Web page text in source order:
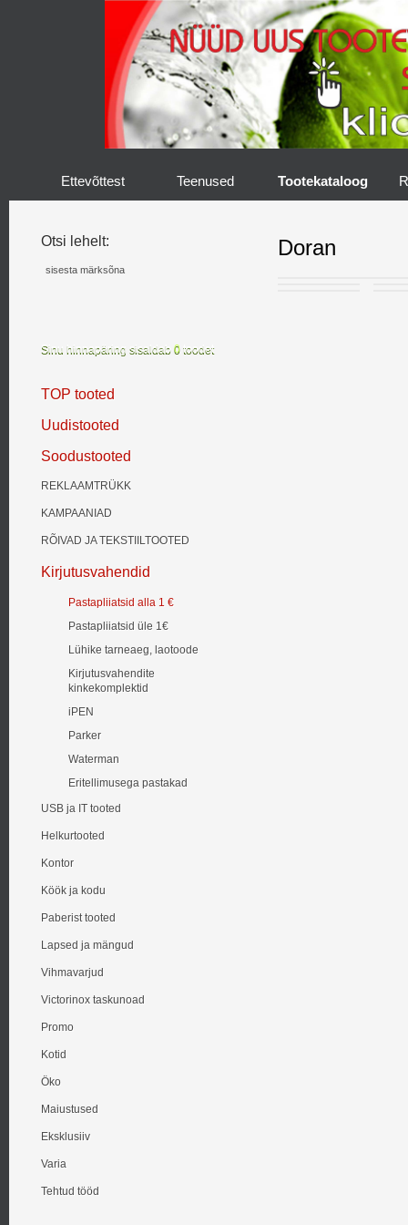
Ettevõttest Teenused Tootekataloog
Otsi lehelt:
Sinu hinnapäring sisaldab 0 toodet
TOP tooted
Uudistooted
Soodustooted
REKLAAMTRÜKK
KAMPAANIAD
RÕIVAD JA TEKSTIILTOOTED
Kirjutusvahendid
Pastapliiatsid alla 1 €
Pastapliiatsid üle 1€
Lühike tarneaeg, laotoode
Kirjutusvahendite
kinkekomplektid
iPEN
Parker
Waterman
Eritellimusega pastakad
USB ja IT tooted
Helkurtooted
Kontor
Köök ja kodu
Paberist tooted
Lapsed ja mängud
Vihmavarjud
Victorinox taskunoad
Promo
Kotid
Öko
Maiustused
Eksklusiiv
Varia
Tehtud tööd
Doran